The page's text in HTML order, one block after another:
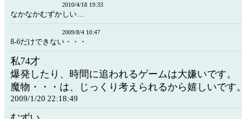
2010/4/18 19:33
なかなかむずかしい…
2009/8/4 10:47
8-6だけできない・・・
私74才
爆発したり、時間に追われるゲームは大嫌いです。
魔物・・・は、じっくり考えられるから嬉しいです。
2009/1/20 22:18:49